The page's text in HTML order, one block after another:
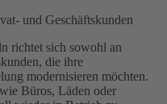
und Geschäftskunden
richtet sich sowohl an
die ihre
modernisieren möchten.
Büros, Läden oder